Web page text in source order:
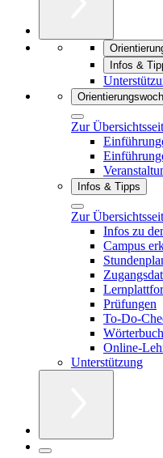
Infos &
Zur
Infos & Tipps
Zur
Infos zu
Campus
Prüfungen
To-Do-
Wörterbuch
Online-
Unterstützung